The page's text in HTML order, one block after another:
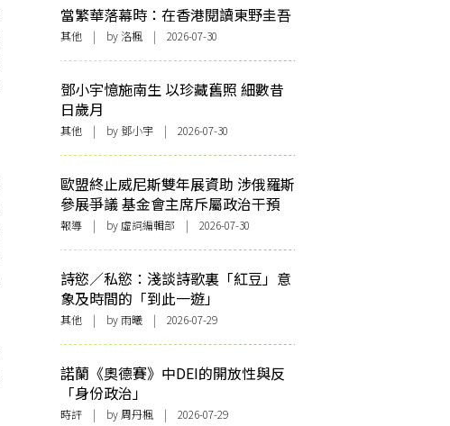
當繁華落幕時：在香港閱讀東野圭吾
其他 | by洛楓 | 2026-07-30
鄧小宇憶施南生 以珍藏舊照 細數昔
日歲月
其他 | by 鄧小宇 | 2026-07-30
歐盟終止威尼斯雙年展資助 涉俄羅斯
參展爭議 基金會主席斥屬政治干預
報導 | by 虛詞編輯部 | 2026-07-30
詩慾／私慾：淺談詩歌裏「紅豆」意
象及時間的「到此一遊」
其他 | by 雨曦 | 2026-07-29
諾蘭《奧德賽》中DEI的開放性與反
「身份政治」
時評 | by 周丹楓 | 2026-07-29